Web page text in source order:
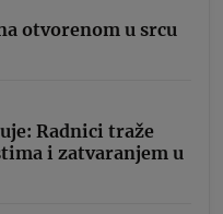
otvorenom u srcu
Radnici traže
i zatvaranjem u